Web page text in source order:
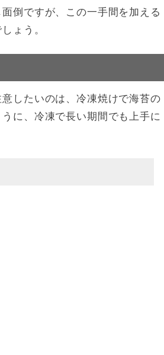
倒ですが、この一手間を加える
ょう。
したいのは、冷凍焼けで海苔の
に、冷凍で長い期間でも上手に